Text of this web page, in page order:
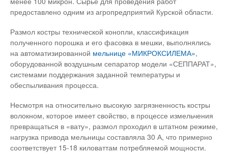
предоставлено одним из агропредприятий Курской области.
Размол костры технической конопли, классификация
полученного порошка и его фасовка в мешки, выполнялись
на автоматизированной мельнице «МИКРОКСИЛЕМА»,
оборудованной воздушным сепаратор модели «СЕППАРАТ»,
системами поддержания заданной температуры и
обеспыливания процесса.
Несмотря на относительно высокую загрязненность костры
волокном, которое имеет свойство, в процессе измельчения
превращаться в «вату», размол проходил в штатном режиме,
нагрузка привода мельницы составляла 30 А, что примерно
соответствует 15-18 киловаттам потребляемой мощности.